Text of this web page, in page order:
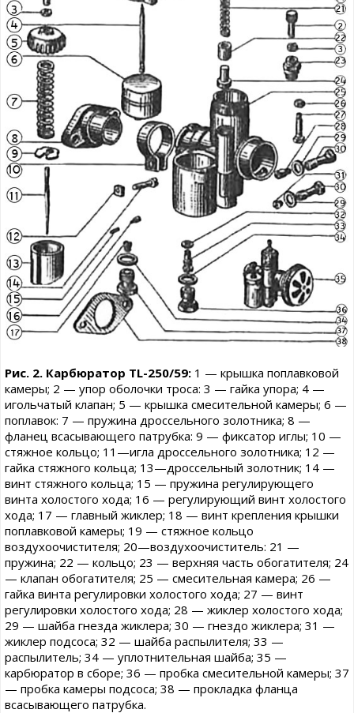
Рис. 2. Карбюратор TL-250/59: 1 — крышка поплавковой
камеры; 2 — упор оболочки троса: 3 — гайка упора; 4 —
игольчатый клапан; 5 — крышка смесительной камеры; 6 —
поплавок: 7 — пружина дроссельного золотника; 8 —
фланец всасывающего патрубка: 9 — фиксатор иглы; 10 —
стяжное кольцо; 11—игла дроссельного золотника; 12 —
гайка стяжного кольца; 13—дроссельный золотник; 14 —
винт стяжного кольца; 15 — пружина регулирующего
винта холостого хода; 16 — регулирующий винт холостого
хода; 17 — главный жиклер; 18 — винт крепления крышки
поплавковой камеры; 19 — стяжное кольцо
воздухоочистителя; 20—воздухоочиститель: 21 —
пружина; 22 — кольцо; 23 — верхняя часть обогатителя; 24
— клапан обогатителя; 25 — смесительная камера; 26 —
гайка винта регулировки холостого хода; 27 — винт
регулировки холостого хода; 28 — жиклер холостого хода;
29 — шайба гнезда жиклера; 30 — гнездо жиклера; 31 —
жиклер подсоса; 32 — шайба распылителя; 33 —
распылитель; 34 — уплотнительная шайба; 35 —
карбюратор в сборе; 36 — пробка смесительной камеры; 37
— пробка камеры подсоса; 38 — прокладка фланца
всасывающего патрубка.